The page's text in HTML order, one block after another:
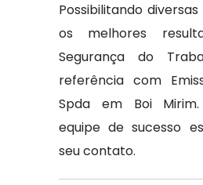
Possibilitando
os melhores
Segurança do
referência com
Spda em Boi
equipe de sucesso
seu contato.